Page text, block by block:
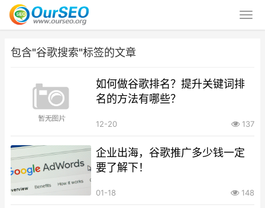
包含"谷歌搜索"标签的文章
如何做谷歌排名？提升关键词排
名的方法有哪些？
12-20 137
企业出海，谷歌推广多少钱一定
要了解下！
01-18 148